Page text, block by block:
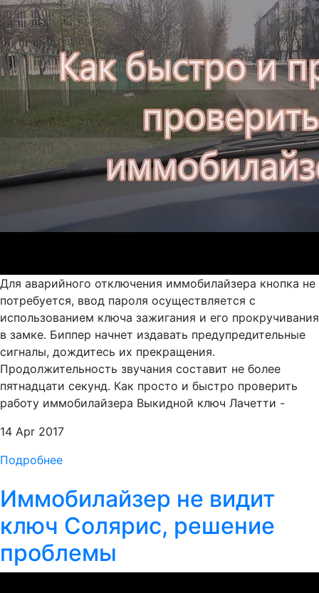
Для аварийного отключения иммобилайзера кнопка не
потребуется, ввод пароля осуществляется с
использованием ключа зажигания и его прокручивания
в замке. Биппер начнет издавать предупредительные
сигналы, дождитесь их прекращения.
Продолжительность звучания составит не более
пятнадцати секунд. Как просто и быстро проверить
работу иммобилайзера Выкидной ключ Лачетти -
14 Apr 2017
Подробнее
Иммобилайзер не видит
ключ Солярис, решение
проблемы